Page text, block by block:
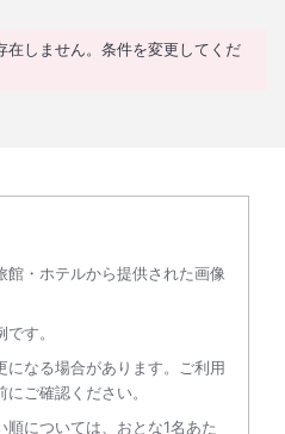
在しません。条件を変更してくだ
館・ホテルから提供された画像
す。
になる場合があります。ご利用
ご確認ください。
については、おとな1名あた